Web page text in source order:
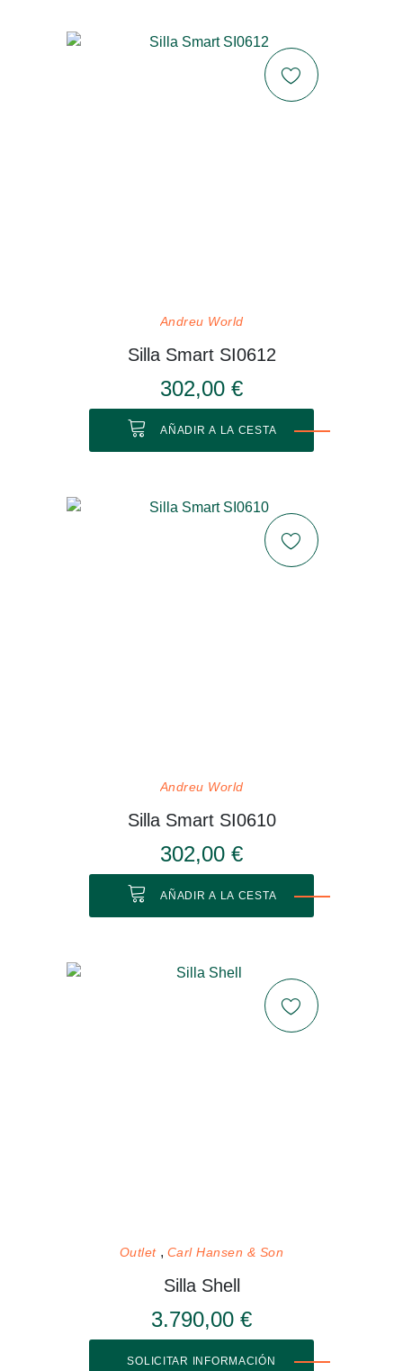
Andreu World
Silla Smart SI0612
302,00 €
AÑADIR A LA CESTA
Andreu World
Silla Smart SI0610
302,00 €
AÑADIR A LA CESTA
Outlet Carl Hansen & Son
Silla Shell
3.790,00 €
SOLICITAR INFORMACIÓN